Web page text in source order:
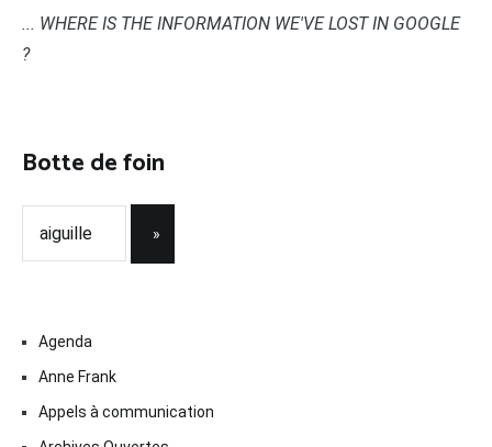
... WHERE IS THE INFORMATION WE'VE LOST IN GOOGLE
?
Botte de foin
Agenda
Anne Frank
Appels à communication